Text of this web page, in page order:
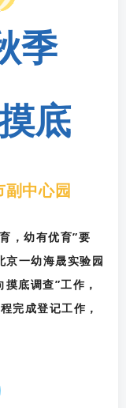
季
底
副中心园
，幼有优育”要
京一幼海晟实验园
底调查”工作，
完成登记工作，